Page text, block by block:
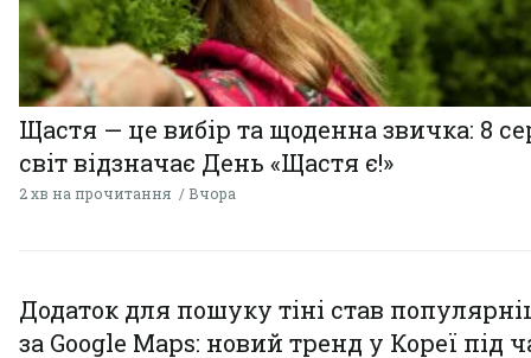
Щастя — це вибір та щоденна звичка: 8
світ відзначає День «Щастя є!»
2 хв на прочитання Вчора
Додаток для пошуку тіні став
за Google Maps: новий тренд у Кореї під